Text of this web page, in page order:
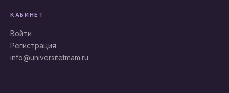
КАБИНЕТ
Войти
Регистрация
info@universitetmam.ru